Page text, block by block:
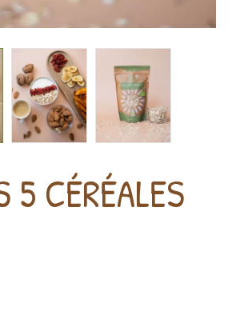
5 CÉRÉALES